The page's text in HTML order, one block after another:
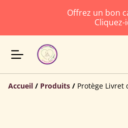
Offrez un bon
Cliquez-
Accueil / Produits / Protège Livret